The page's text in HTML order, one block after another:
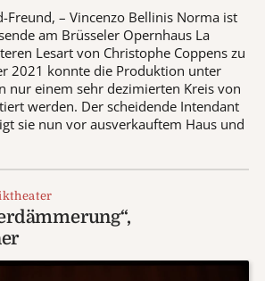
Freund, – Vincenzo Bellinis Norma ist
am Brüsseler Opernhaus La
Lesart von Christophe Coppens zu
2021 konnte die Produktion unter
nur einem sehr dezimierten Kreis von
werden. Der scheidende Intendant
sie nun vor ausverkauftem Haus und